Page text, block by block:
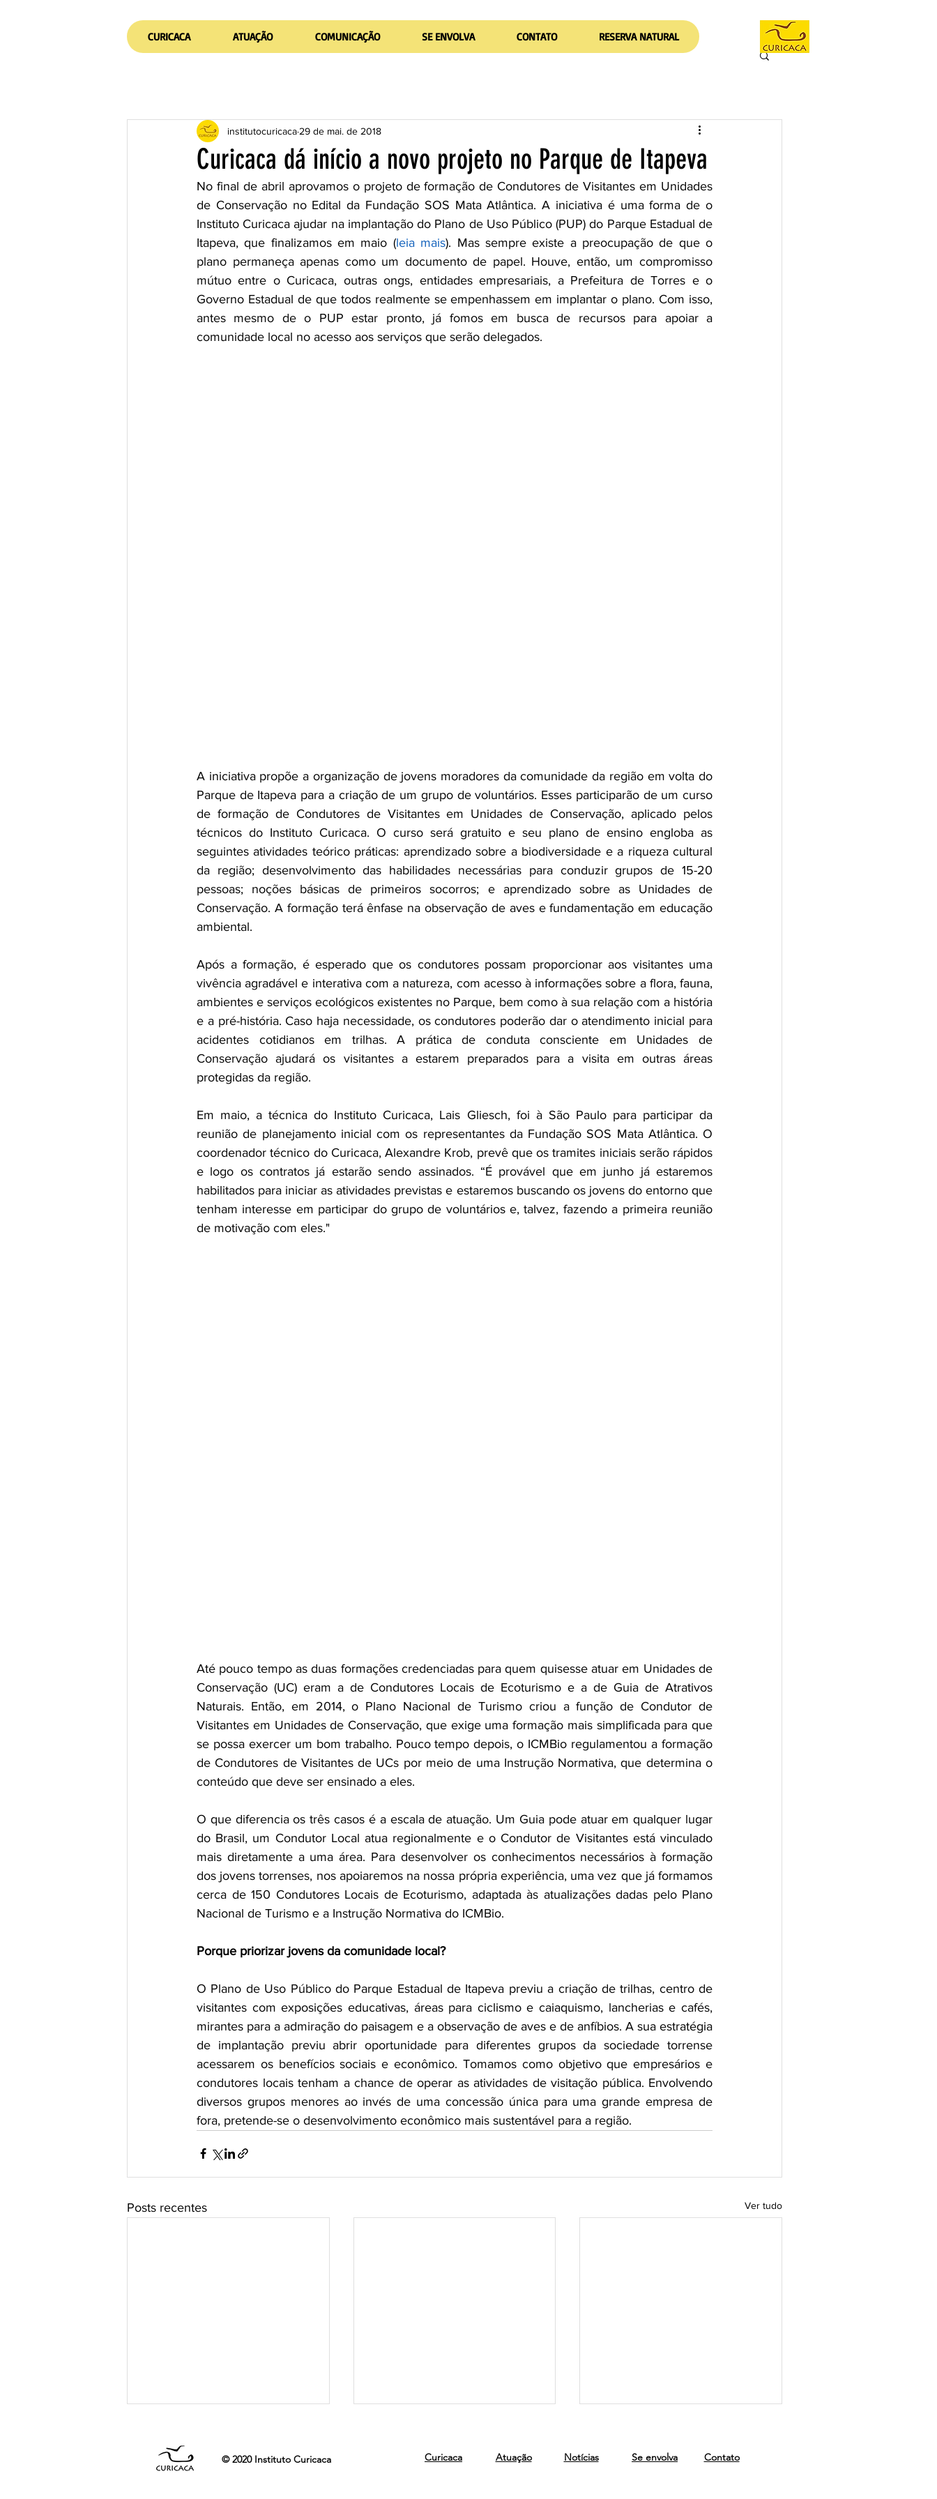
CURICACA ATUAÇÃO COMUNICAÇÃO SE ENVOLVA CONTATO RESERVA NATURAL
Curicaca dá início a novo projeto no Parque de Itapeva
institutocuricaca 29 de mai. de 2018
No final de abril aprovamos o projeto de formação de Condutores de Visitantes em Unidades
de Conservação no Edital da Fundação SOS Mata Atlântica. A iniciativa é uma forma de o
Instituto Curicaca ajudar na implantação do Plano de Uso Público (PUP) do Parque Estadual de
Itapeva, que finalizamos em maio (leia mais). Mas sempre existe a preocupação de que o
plano permaneça apenas como um documento de papel. Houve, então, um compromisso
mútuo entre o Curicaca, outras ongs, entidades empresariais, a Prefeitura de Torres e o
Governo Estadual de que todos realmente se empenhassem em implantar o plano. Com isso,
antes mesmo de o PUP estar pronto, já fomos em busca de recursos para apoiar a
comunidade local no acesso aos serviços que serão delegados.
A iniciativa propõe a organização de jovens moradores da comunidade da região em volta do
Parque de Itapeva para a criação de um grupo de voluntários. Esses participarão de um curso
de formação de Condutores de Visitantes em Unidades de Conservação, aplicado pelos
técnicos do Instituto Curicaca. O curso será gratuito e seu plano de ensino engloba as
seguintes atividades teórico práticas: aprendizado sobre a biodiversidade e a riqueza cultural
da região; desenvolvimento das habilidades necessárias para conduzir grupos de 15-20
pessoas; noções básicas de primeiros socorros; e aprendizado sobre as Unidades de
Conservação. A formação terá ênfase na observação de aves e fundamentação em educação
ambiental.
Após a formação, é esperado que os condutores possam proporcionar aos visitantes uma
vivência agradável e interativa com a natureza, com acesso à informações sobre a flora, fauna,
ambientes e serviços ecológicos existentes no Parque, bem como à sua relação com a história
e a pré-história. Caso haja necessidade, os condutores poderão dar o atendimento inicial para
acidentes cotidianos em trilhas. A prática de conduta consciente em Unidades de
Conservação ajudará os visitantes a estarem preparados para a visita em outras áreas
protegidas da região.
Em maio, a técnica do Instituto Curicaca, Lais Gliesch, foi à São Paulo para participar da
reunião de planejamento inicial com os representantes da Fundação SOS Mata Atlântica. O
coordenador técnico do Curicaca, Alexandre Krob, prevê que os tramites iniciais serão rápidos
e logo os contratos já estarão sendo assinados. “É provável que em junho já estaremos
habilitados para iniciar as atividades previstas e estaremos buscando os jovens do entorno que
tenham interesse em participar do grupo de voluntários e, talvez, fazendo a primeira reunião
de motivação com eles."
Até pouco tempo as duas formações credenciadas para quem quisesse atuar em Unidades de
Conservação (UC) eram a de Condutores Locais de Ecoturismo e a de Guia de Atrativos
Naturais. Então, em 2014, o Plano Nacional de Turismo criou a função de Condutor de
Visitantes em Unidades de Conservação, que exige uma formação mais simplificada para que
se possa exercer um bom trabalho. Pouco tempo depois, o ICMBio regulamentou a formação
de Condutores de Visitantes de UCs por meio de uma Instrução Normativa, que determina o
conteúdo que deve ser ensinado a eles.
O que diferencia os três casos é a escala de atuação. Um Guia pode atuar em qualquer lugar
do Brasil, um Condutor Local atua regionalmente e o Condutor de Visitantes está vinculado
mais diretamente a uma área. Para desenvolver os conhecimentos necessários à formação
dos jovens torrenses, nos apoiaremos na nossa própria experiência, uma vez que já formamos
cerca de 150 Condutores Locais de Ecoturismo, adaptada às atualizações dadas pelo Plano
Nacional de Turismo e a Instrução Normativa do ICMBio.
Porque priorizar jovens da comunidade local?
O Plano de Uso Público do Parque Estadual de Itapeva previu a criação de trilhas, centro de
visitantes com exposições educativas, áreas para ciclismo e caiaquismo, lancherias e cafés,
mirantes para a admiração do paisagem e a observação de aves e de anfíbios. A sua estratégia
de implantação previu abrir oportunidade para diferentes grupos da sociedade torrense
acessarem os benefícios sociais e econômico. Tomamos como objetivo que empresários e
condutores locais tenham a chance de operar as atividades de visitação pública. Envolvendo
diversos grupos menores ao invés de uma concessão única para uma grande empresa de
fora, pretende-se o desenvolvimento econômico mais sustentável para a região.
Posts recentes Ver tudo
© 2020 Instituto Curicaca Curicaca Atuação Notícias Se envolva Contato